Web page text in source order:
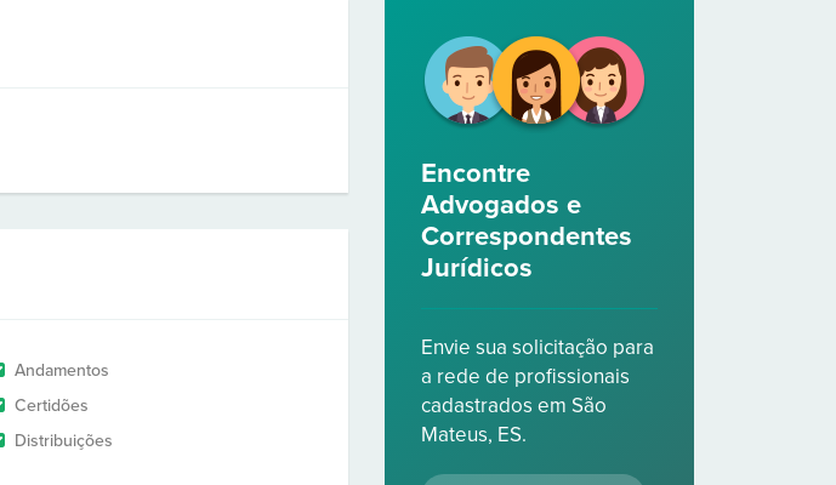
Andamentos
Certidões
Distribuições
Encontre
Advogados e
Correspondentes
Jurídicos
Envie sua solicitação para
a rede de profissionais
cadastrados em São
Mateus, ES.